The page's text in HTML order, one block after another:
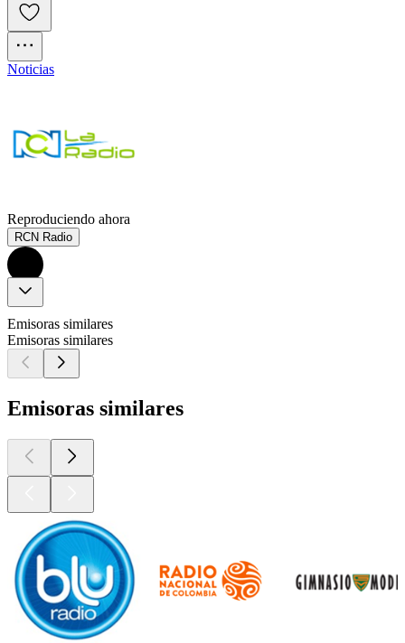
Noticias
Reproduciendo ahora
RCN Radio
Emisoras similares
Emisoras similares
Emisoras similares